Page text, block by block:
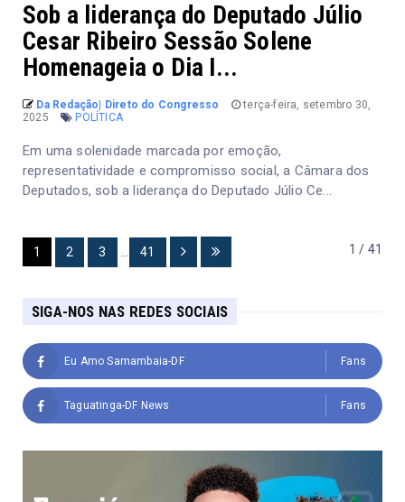
Sob a liderança do Deputado Júlio
Cesar Ribeiro Sessão Solene
Homenageia o Dia I...
Da Redação| Direto do Congresso
terça-feira, setembro 30,
2025
POLÍTICA
Em uma solenidade marcada por emoção,
representatividade e compromisso social, a Câmara dos
Deputados, sob a liderança do Deputado Júlio Ce...
1 / 41
1 2 3 ... 41
SIGA-NOS NAS REDES SOCIAIS
Eu Amo Samambaia-DF Fans
Taguatinga-DF News Fans